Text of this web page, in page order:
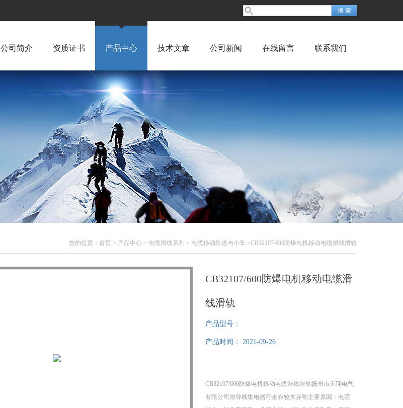
公司简介 资质证书 产品中心 技术文章 公司新闻 在线留言 联系我们
您的位置： 首页 > 产品中心 > 电缆滑线系列 > 电缆移动轨道与小车 >CB32107/600防爆电机移动电缆滑线滑轨
CB32107/600防爆电机移动电缆滑
线滑轨
产品型号：
产品时间： 2021-09-26
CB32107/600防爆电机移动电缆滑线滑轨扬州市天翔电气
有限公司滑导线集电器行走有较大异响主要原因：电流